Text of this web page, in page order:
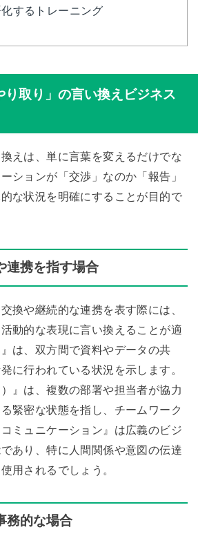
するトレーニング
り取り」の言い換えビジネス
換えは、単に言葉を変えるだけでな
ションが「交渉」なのか「報告」
な状況を明確にすることが目的で
連携を指す場合
換や継続的な連携を表す際には、
活動的な表現に言い換えることが適
は、双方間で資料やデータの共
に行われている状況を示します。
）』は、複数の部署や担当者が協力
緊密な状態を指し、チームワーク
ミュニケーション』は広義のビジ
あり、特に人間関係や意図の伝達
用されるでしょう。
務的な場合